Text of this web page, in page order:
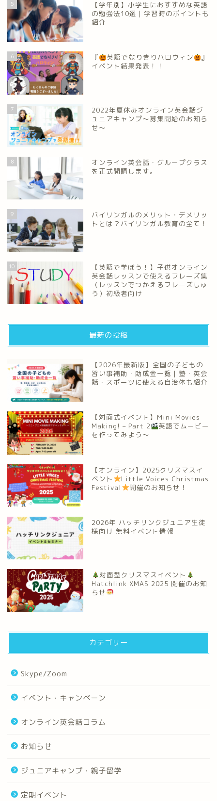
5
【学年別】小学生におすすめな英語
の勉強法10選｜学習時のポイントも
紹介
6 『 英語でなりきりハロウィン
』
イベント結果発表！！
7
2022年夏休みオンライン英会話ジ
ュニアキャンプ～募集開始のお知ら
せ～
8
オンライン英会話・グループクラス
を正式開講します。
9
バイリンガルのメリット・デメリッ
トとは？バイリンガル教育の全て！
10
【英語で学ぼう！】子供オンライン
英会話レッスンで使えるフレーズ集
（レッスンでつかえるフレーズしゅ
う）初級者向け
最新の投稿
【2026年最新版】全国の子どもの
習い事補助・助成金一覧｜塾・英会
話・スポーツに使える自治体も紹介
【対面式イベント】Mini Movies
Making! – Part 2
英語でムービー
を作ってみよう～
【オンライン】2025クリスマスイ
ベント
Little Voices Christmas
Festival
開催のお知らせ！
2026年 ハッチリンクジュニア生徒
様向け 無料イベント情報
対面型クリスマスイベント
Hatchlink XMAS 2025 開催のお知
らせ
カテゴリー
Skype/Zoom
イベント・キャンペーン
オンライン英会話コラム
お知らせ
ジュニアキャンプ・親子留学
定期イベント